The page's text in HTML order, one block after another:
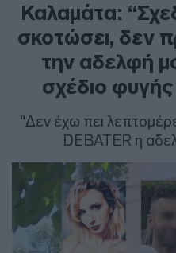
Καλαμάτα:
σκοτώσει, δεν
την αδελφή
σχέδιο
"Δεν έχω πει
DEBATER η